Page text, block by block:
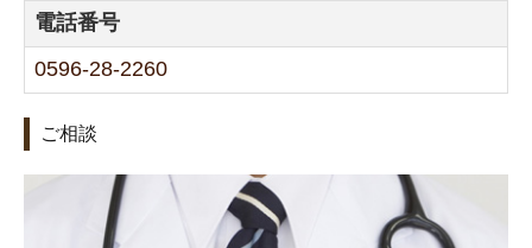
電話番号
0596-28-2260
ご相談